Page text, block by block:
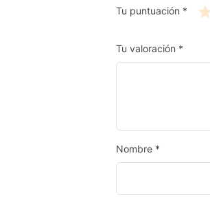
Tu puntuación *
Tu valoración *
Nombre *